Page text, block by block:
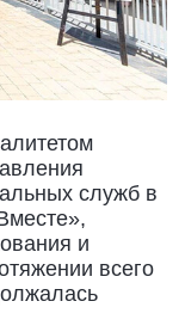
служб в
и
всего